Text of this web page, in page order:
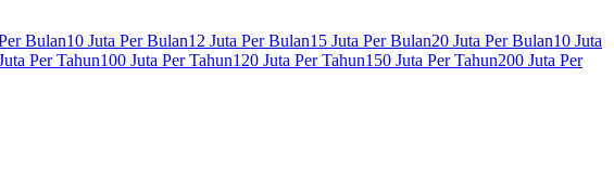
Bulan10 Juta Per Bulan12 Juta Per Bulan15 Juta Per Bulan20 Juta Per Bulan10 Juta
Per Tahun100 Juta Per Tahun120 Juta Per Tahun150 Juta Per Tahun200 Juta Per